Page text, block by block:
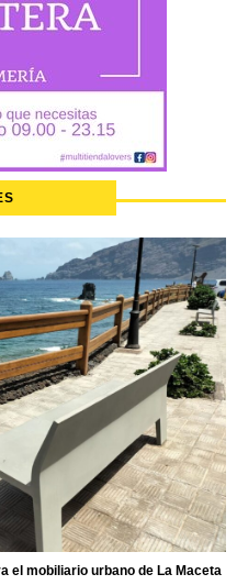
el mobiliario urbano de La Maceta